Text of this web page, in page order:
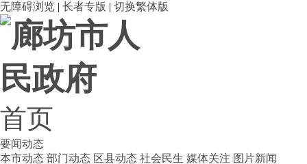
无障碍浏览 | 长者专版 | 切换繁体版
首页
要闻动态
本市动态 部门动态 区县动态 社会民生 媒体关注 图片新闻